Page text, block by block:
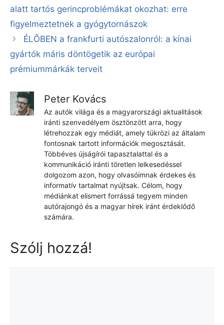
alatt tartós gerincproblémákat okozhat: erre
figyelmeztetnek a gyógytornászok
ÉLŐBEN a frankfurti autószalonról: a kínai
gyártók máris döntögetik az európai
prémiummárkák terveit
Peter Kovács
Az autók világa és a magyarországi aktualitások
iránti szenvedélyem ösztönzött arra, hogy
létrehozzak egy médiát, amely tükrözi az általam
fontosnak tartott információk megosztását.
Többéves újságírói tapasztalattal és a
kommunikáció iránti töretlen lelkesedéssel
dolgozom azon, hogy olvasóimnak érdekes és
informatív tartalmat nyújtsak. Célom, hogy
médiánkat elismert forrássá tegyem minden
autórajongó és a magyar hírek iránt érdeklődő
számára.
Szólj hozzá!